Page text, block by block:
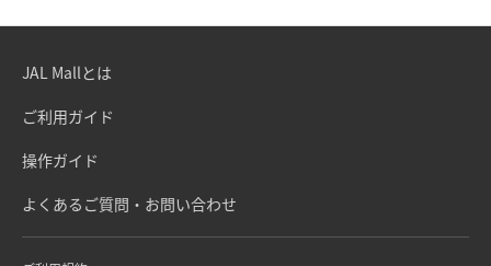
JAL Mallとは
ご利用ガイド
操作ガイド
よくあるご質問・お問い合わせ